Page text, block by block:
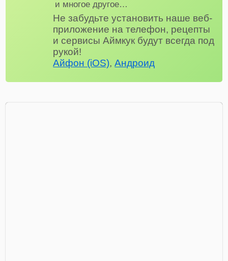
и многое другое…
Не забудьте установить наше веб-
приложение на телефон, рецепты
и сервисы Аймкук будут всегда под
рукой!
Айфон (iOS),Андроид